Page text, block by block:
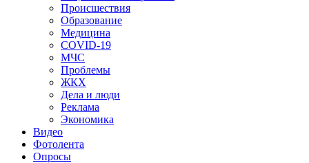
Происшествия
Образование
Медицина
COVID-19
МЧС
Проблемы
ЖКХ
Дела и люди
Реклама
Экономика
Видео
Фотолента
Опросы